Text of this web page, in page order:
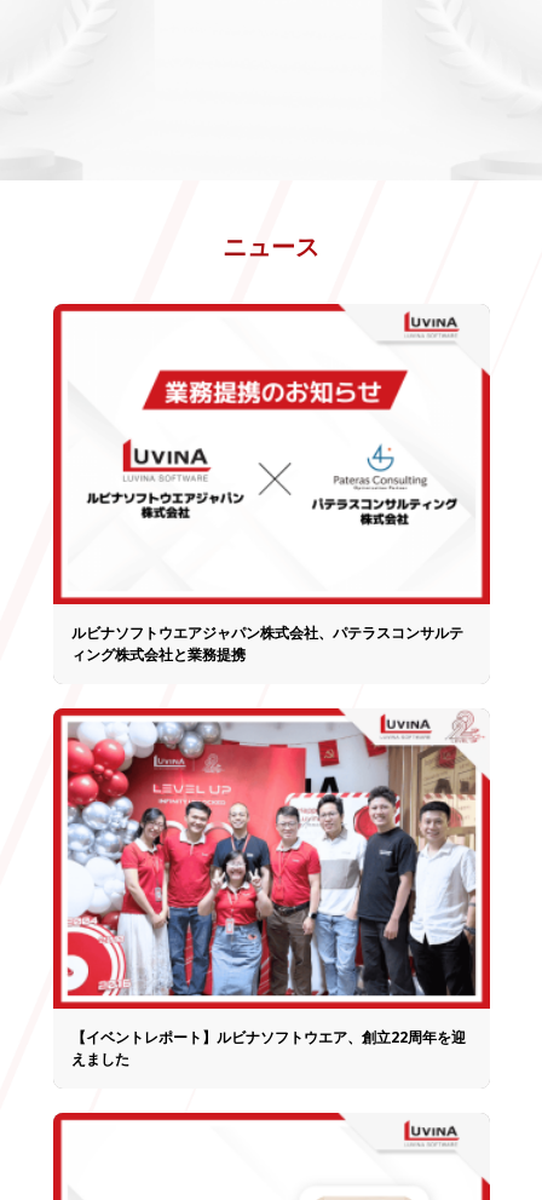
2015年：本社移転・拡大
2017年：日本法人移転・拡大
2023 2023年：社員数750名達成
2024
2024年：CMMIレベル3（開発・サー
ビス）を同時に取得
2025 2025年：ホーチミン事務所設立
ニュース
ルビナソフトウエアジャパン株式会社、パテラスコンサルテ
ィング株式会社と業務提携
【イベントレポート】ルビナソフトウエア、創立22周年を迎
えました